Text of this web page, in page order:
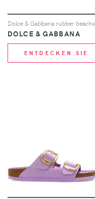
DOLCE & GABBANA
ENTDECKEN SIE